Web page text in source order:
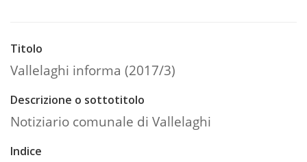
Titolo
Vallelaghi informa (2017/3)
Descrizione o sottotitolo
Notiziario comunale di Vallelaghi
Indice